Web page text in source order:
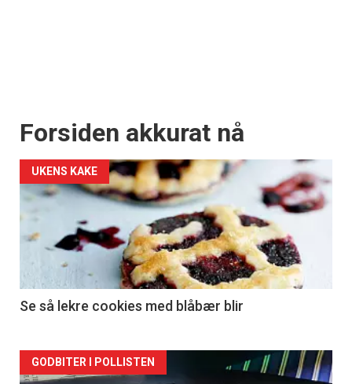
Forsiden akkurat nå
UKENS KAKE
Se så lekre cookies med blåbær blir
Forsiden
GODBITER I POLLISTEN